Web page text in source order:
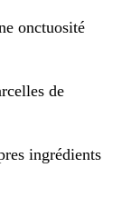
onctuosité
de
ingrédients